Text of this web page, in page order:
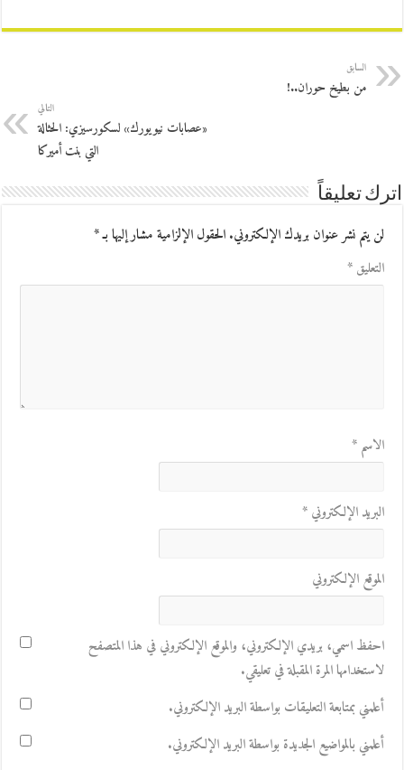
السابق
من بطيخ حوران..!
التالي
«عصابات نيويورك» لسكورسيزي: الحثالة
التي بنت أميركا
اترك تعليقاً
لن يتم نشر عنوان بريدك الإلكتروني.الحقول الإلزامية مشار إليها بـ*
التعليق*
الاسم*
البريد الإلكتروني*
الموقع الإلكتروني
احفظ اسمي، بريدي الإلكتروني، والموقع الإلكتروني في هذا المتصفح
لاستخدامها المرة المقبلة في تعليقي.
أعلمني بمتابعة التعليقات بواسطة البريد الإلكتروني.
أعلمني بالمواضيع الجديدة بواسطة البريد الإلكتروني.